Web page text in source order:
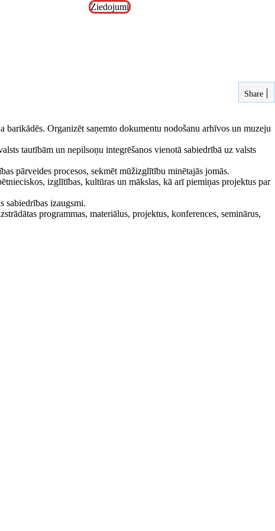
Ziedojumi
Share
Organizēt saņemto dokumentu nodošanu arhīvos un muzeju
tautībām un nepilsoņu integrēšanos vienotā sabiedrībā uz valsts
pārveides procesos, sekmēt mūžizglītību minētajās jomās.
izglītības, kultūras un mākslas, kā arī piemiņas projektus par
sabiedrības izaugsmi.
programmas, materiālus, projektus, konferences, seminārus,